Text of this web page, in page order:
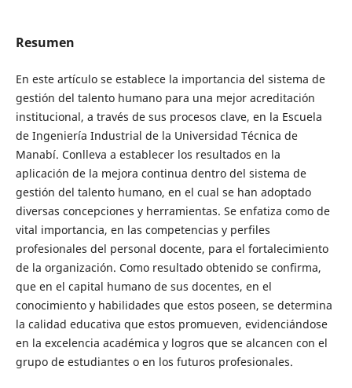
Resumen
En este artículo se establece la importancia del sistema de
gestión del talento humano para una mejor acreditación
institucional, a través de sus procesos clave, en la Escuela
de Ingeniería Industrial de la Universidad Técnica de
Manabí. Conlleva a establecer los resultados en la
aplicación de la mejora continua dentro del sistema de
gestión del talento humano, en el cual se han adoptado
diversas concepciones y herramientas. Se enfatiza como de
vital importancia, en las competencias y perfiles
profesionales del personal docente, para el fortalecimiento
de la organización. Como resultado obtenido se confirma,
que en el capital humano de sus docentes, en el
conocimiento y habilidades que estos poseen, se determina
la calidad educativa que estos promueven, evidenciándose
en la excelencia académica y logros que se alcancen con el
grupo de estudiantes o en los futuros profesionales.